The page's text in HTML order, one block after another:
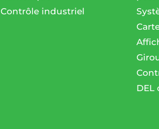
Contrôle industriel
DEL